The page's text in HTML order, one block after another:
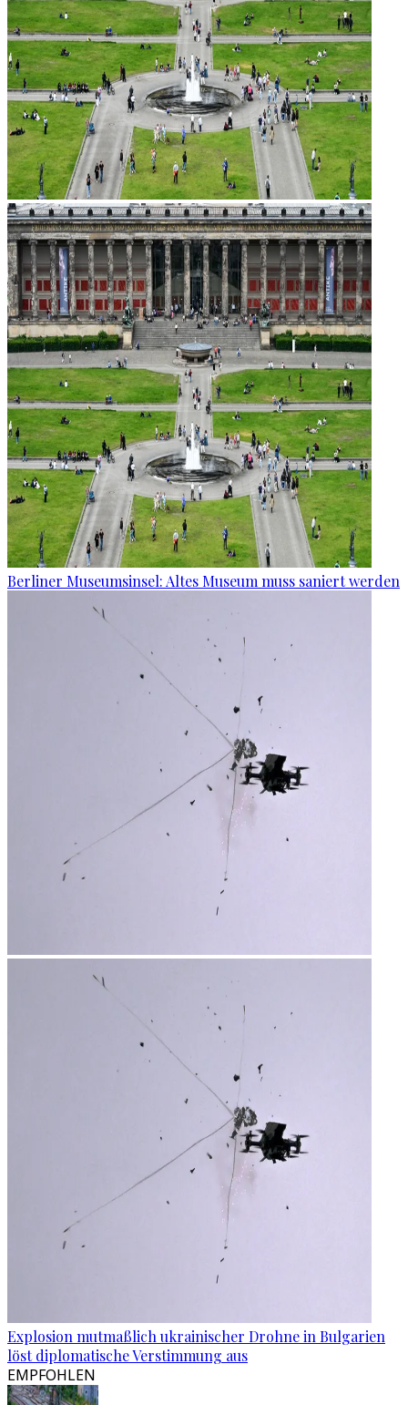
Berliner Museumsinsel: Altes Museum muss saniert werden
Explosion mutmaßlich ukrainischer Drohne in Bulgarien
löst diplomatische Verstimmung aus
EMPFOHLEN